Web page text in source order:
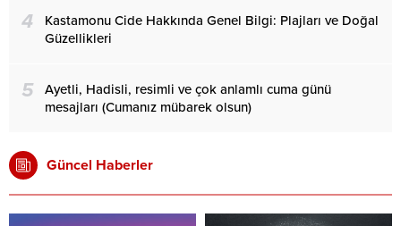
4
Kastamonu Cide Hakkında Genel Bilgi: Plajları ve Doğal
Güzellikleri
5
Ayetli, Hadisli, resimli ve çok anlamlı cuma günü
mesajları (Cumanız mübarek olsun)
Güncel Haberler